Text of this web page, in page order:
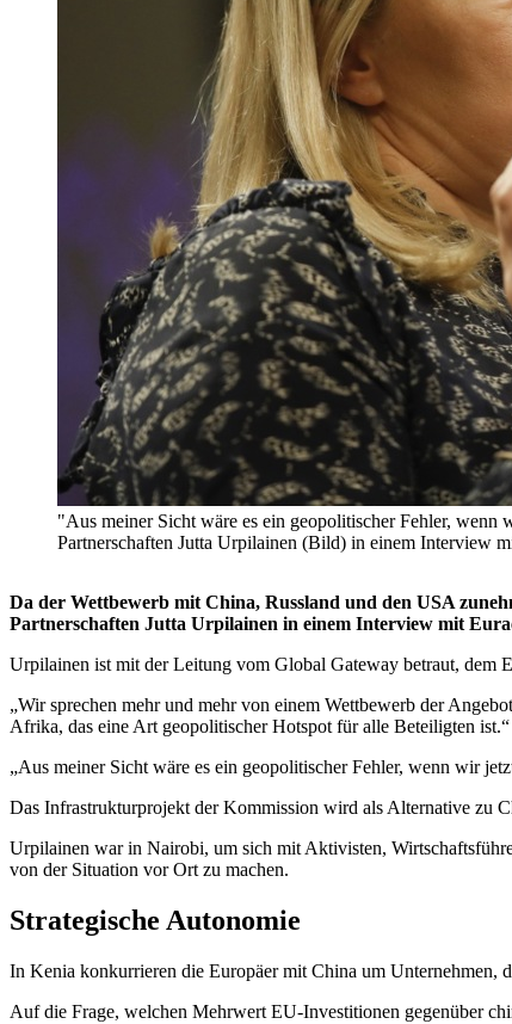
"Aus meiner Sicht wäre es ein geopolitischer Fehler,
Partnerschaften Jutta Urpilainen (Bild) in einem
Da der Wettbewerb mit China, Russland und den USA
Partnerschaften Jutta Urpilainen in einem Interview mit
Urpilainen ist mit der Leitung vom Global Gateway betraut, dem
„Wir sprechen mehr und mehr von einem Wettbewerb der
Afrika, das eine Art geopolitischer Hotspot für alle Beteiligten ist.“
„Aus meiner Sicht wäre es ein geopolitischer Fehler, wenn wir
Das Infrastrukturprojekt der Kommission wird als Alternative zu
Urpilainen war in Nairobi, um sich mit Aktivisten,
von der Situation vor Ort zu machen.
Strategische Autonomie
In Kenia konkurrieren die Europäer mit China um
Auf die Frage, welchen Mehrwert EU-Investitionen gegenüber